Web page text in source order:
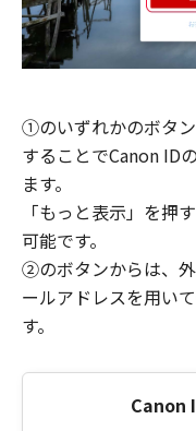
①のいずれかのボタ
することでCanon ID
ます。
「もっと表示」を押
可能です。
②のボタンからは、
ールアドレスを用い
す。
Canon